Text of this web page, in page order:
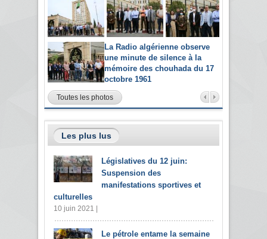
La Radio algérienne observe
une minute de silence à la
mémoire des chouhada du 17
octobre 1961
Toutes les photos
Les plus lus
Législatives du 12 juin:
Suspension des
manifestations sportives et
culturelles
10 juin 2021 |
Le pétrole entame la semaine